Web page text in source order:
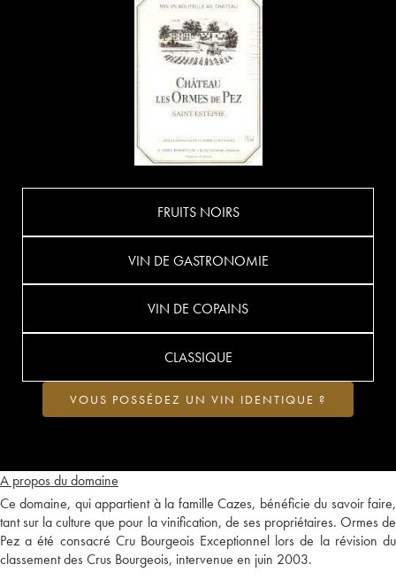
A propos du domaine
Ce domaine, qui appartient à la famille Cazes, bénéficie du savoir faire,
tant sur la culture que pour la vinification, de ses propriétaires. Ormes de
Pez a été consacré Cru Bourgeois Exceptionnel lors de la révision du
classement des Crus Bourgeois, intervenue en juin 2003.
FRUITS NOIRS
VIN DE GASTRONOMIE
VIN DE COPAINS
CLASSIQUE
VOUS POSSÉDEZ UN VIN IDENTIQUE ?